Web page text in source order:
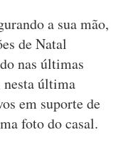
a sua mão,
de Natal
nas últimas
nesta última
em suporte de
foto do casal.